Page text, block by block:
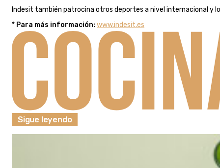
Indesit también patrocina otros deportes a nivel internacional y
* Para más información: www.indesit.es
Sigue leyendo